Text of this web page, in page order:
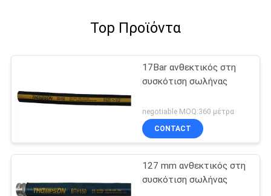
Top Προϊόντα
17Bar ανθεκτικός στη
συσκότιση σωλήνας
negotiable MOQ:360 μέτρα
CONTACT
127 mm ανθεκτικός στη
συσκότιση σωλήνας